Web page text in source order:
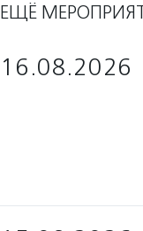
ЕЩЁ
16.08.2026